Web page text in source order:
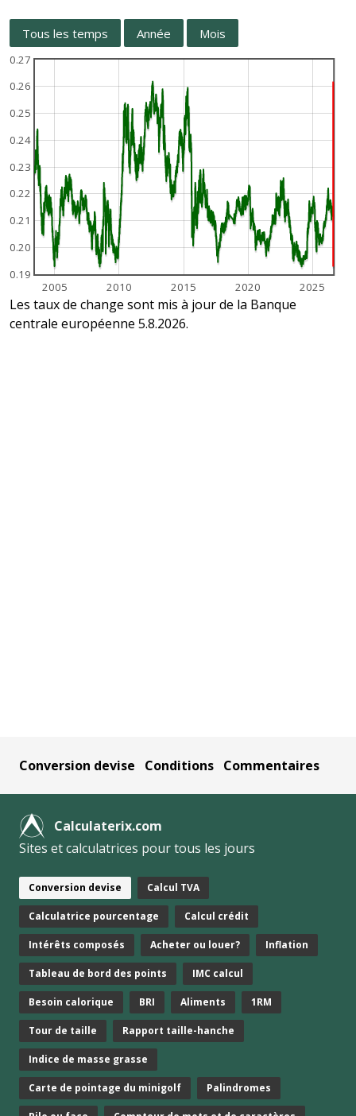
Tous les temps Année Mois
2005 2010 2015 2020 2025
0.19
0.20
0.21
0.22
0.23
0.24
0.25
0.26
0.27
Les taux de change sont mis à jour de la Banque
centrale européenne 5.8.2026.
Conversion devise Conditions Commentaires
Calculaterix.com
Sites et calculatrices pour tous les jours
Conversion devise Calcul TVA
Calculatrice pourcentage Calcul crédit
Intérêts composés Acheter ou louer? Inflation
Tableau de bord des points IMC calcul
Besoin calorique BRI Aliments 1RM
Tour de taille Rapport taille-hanche
Indice de masse grasse
Carte de pointage du minigolf Palindromes